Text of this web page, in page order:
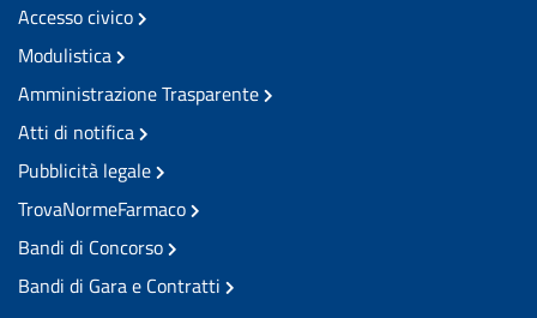
Accesso civico
Modulistica
Amministrazione Trasparente
Atti di notifica
Pubblicità legale
TrovaNormeFarmaco
Bandi di Concorso
Bandi di Gara e Contratti